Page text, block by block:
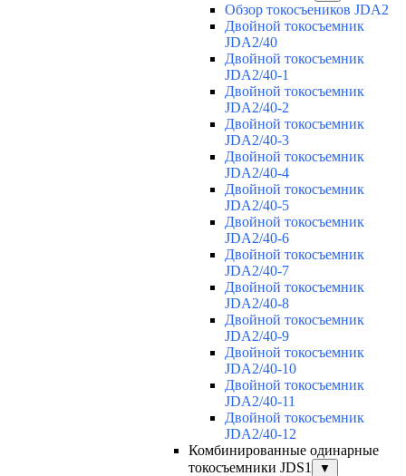
Обзор токосъеников JDA2
Двойной токосъемник
JDA2/40
Двойной токосъемник
JDA2/40-1
Двойной токосъемник
JDA2/40-2
Двойной токосъемник
JDA2/40-3
Двойной токосъемник
JDA2/40-4
Двойной токосъемник
JDA2/40-5
Двойной токосъемник
JDA2/40-6
Двойной токосъемник
JDA2/40-7
Двойной токосъемник
JDA2/40-8
Двойной токосъемник
JDA2/40-9
Двойной токосъемник
JDA2/40-10
Двойной токосъемник
JDA2/40-11
Двойной токосъемник
JDA2/40-12
Комбинированные одинарные
токосъемники JDS1
▼